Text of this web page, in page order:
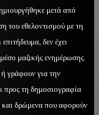
μετά από
του εθελοντισμού με τη
δεν έχει
μαζικής ενημέρωσης.
ή γράφουν για την
προς τη δημοσιογραφία
και δρώμενα που αφορούν